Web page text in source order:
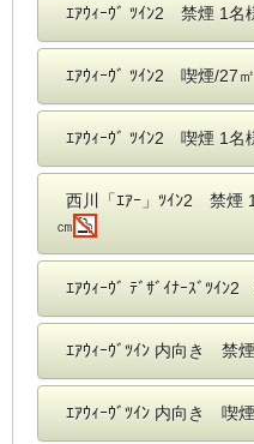
ｴｱｳｨｰｳﾞ ﾂｲﾝ2 禁煙 1名
ｴｱｳｨｰｳﾞ ﾂｲﾝ2 喫煙/27
ｴｱｳｨｰｳﾞ ﾂｲﾝ2 喫煙 1名
西川「ｴｱｰ」ﾂｲﾝ2 禁煙
㎝
ｴｱｳｨｰｳﾞ ﾃﾞｻﾞｲﾅｰｽﾞﾂｲﾝ
ｴｱｳｨｰｳﾞﾂｲﾝ 内向き 禁
ｴｱｳｨｰｳﾞﾂｲﾝ 内向き 喫